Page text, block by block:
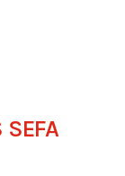
SEFA